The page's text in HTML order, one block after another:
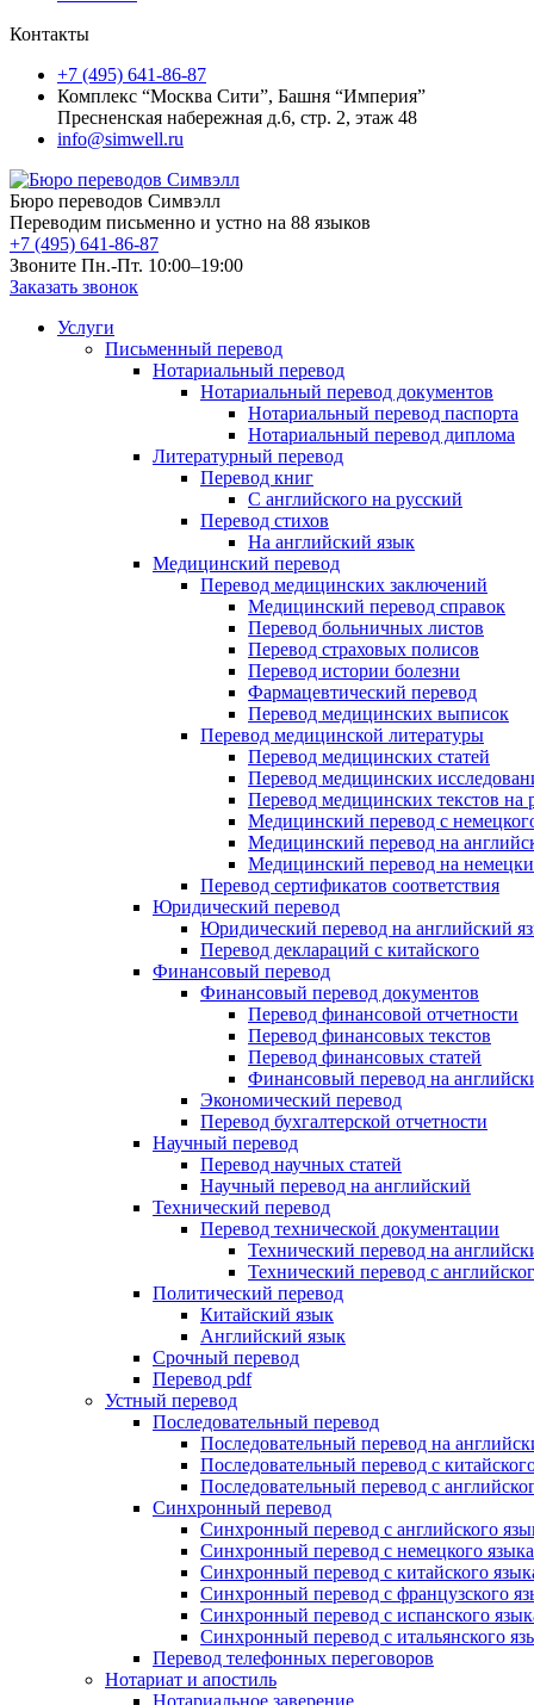
Контакты
+7 (495) 641-86-87
Комплекс “Москва Сити”, Башня “Империя”
Пресненская набережная д.6, стр. 2, этаж 48
info@simwell.ru
Бюро переводов Симвэлл
Переводим письменно и устно на 88 языков
+7 (495) 641-86-87
Звоните Пн.-Пт. 10:00–19:00
Заказать звонок
Услуги
Письменный перевод
Нотариальный перевод
Нотариальный перевод документов
Нотариальный перевод паспорта
Нотариальный перевод диплома
Литературный перевод
Перевод книг
С английского на русский
Перевод стихов
На английский язык
Медицинский перевод
Перевод медицинских заключений
Медицинский перевод справок
Перевод больничных листов
Перевод страховых полисов
Перевод истории болезни
Фармацевтический перевод
Перевод медицинских выписок
Перевод медицинской литературы
Перевод медицинских статей
Перевод медицинских
Перевод медицинских текстов на
Медицинский перевод с
Медицинский перевод на
Медицинский перевод на
Перевод сертификатов соответствия
Юридический перевод
Юридический перевод на английский
Перевод деклараций с китайского
Финансовый перевод
Финансовый перевод документов
Перевод финансовой отчетности
Перевод финансовых текстов
Перевод финансовых статей
Финансовый перевод на
Экономический перевод
Перевод бухгалтерской отчетности
Научный перевод
Перевод научных статей
Научный перевод на английский
Технический перевод
Перевод технической документации
Технический перевод на
Технический перевод с
Политический перевод
Китайский язык
Английский язык
Срочный перевод
Перевод pdf
Устный перевод
Последовательный перевод
Последовательный перевод на
Последовательный перевод с
Последовательный перевод с
Синхронный перевод
Синхронный перевод с английского
Синхронный перевод с немецкого языка
Синхронный перевод с китайского
Синхронный перевод с французского
Синхронный перевод с испанского
Синхронный перевод с итальянского
Перевод телефонных переговоров
Нотариат и апостиль
Нотариальное заверение